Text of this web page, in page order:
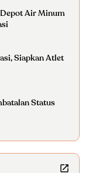
Air Minum
Siapkan Atlet
Status